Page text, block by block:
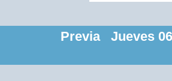
Previa Jueves